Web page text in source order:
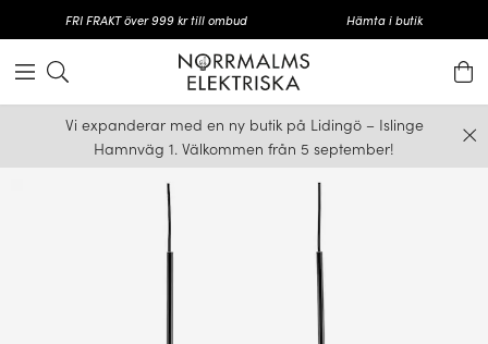
FRI FRAKT över 999 kr till ombud Hämta i butik
Vi expanderar med en ny butik på Lidingö – Islinge
Hamnväg 1. Välkommen från 5 september!